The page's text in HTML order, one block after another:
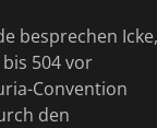
besprechen Icke,
504 vor
Convention
den